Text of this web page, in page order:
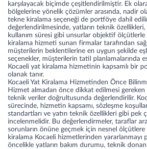
karşılayacak biçimde çeşitlendirilmiştir. Ek
bölgelerine yönelik çözümler arasında, nadir
tekne kiralama seçeneği de portföye dahil
değerlendirilmesinde, yatların teknik özellikleri,
kullanım süresi gibi unsurlar objektif ölçütlerle
kiralama hizmeti sunan firmalar tarafından
müşterilerin beklentilerine en uygun şekilde
seçenekler, müşterilerin tatil planlamalarında
Kocaeli yat kiralama hizmetinin kapsamlı bir
olanak tanır.
Kocaeli Yat Kiralama Hizmetinden Önce
Hizmet almadan önce dikkat edilmesi
teknik veriler doğrultusunda değerlendirilir.
sürecinde, hizmetin kapsamı, sözleşme
standartları ve yatın teknik özellikleri gibi pek
incelenmelidir. Bu değerlendirmeler, taraflar
sorunların önüne geçmek için nesnel ölçütlere
kiralama Kocaeli hizmetlerinden yararlanmayı
öncelikle yatların bakım durumu, teknik